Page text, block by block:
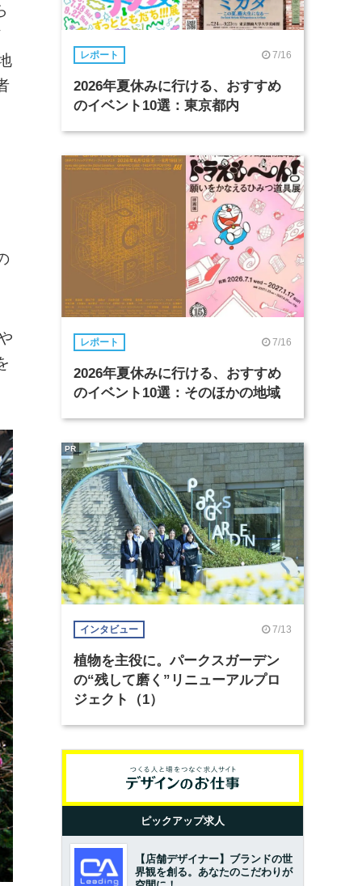
レポート 7/16
2026年夏休みに行ける、おすすめ
のイベント10選：東京都内
レポート 7/16
2026年夏休みに行ける、おすすめ
のイベント10選：そのほかの地域
インタビュー 7/13
植物を主役に。パークスガーデン
の“残して磨く”リニューアルプロ
ジェクト（1）
PR
ピックアップ求人
【店舗デザイナー】ブランドの世
界観を創る。あなたのこだわりが